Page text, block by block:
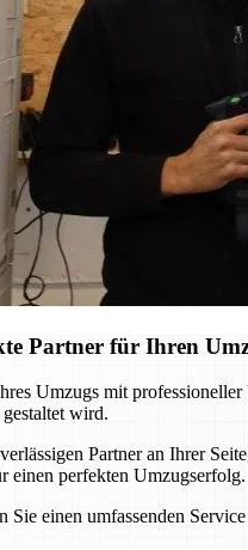
Partner für Ihren
Umzugs mit
wird.
Partner an Ihrer
einen perfekten Umzugserfolg.
einen umfassenden